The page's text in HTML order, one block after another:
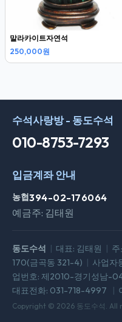
말라카이트자연석
250,000원
수석사랑방 - 동도수석
010-8753-7293
입금계좌 안내
농협394-02-176064
예금주: 김태원
동도수석 | 대표: 김태원 |
170(금곡동 321-4) | 사업자
업번호: 제2010-경기성남-
대표전화: 031-718-4997
|
Copyright © 2026 동도수석. All